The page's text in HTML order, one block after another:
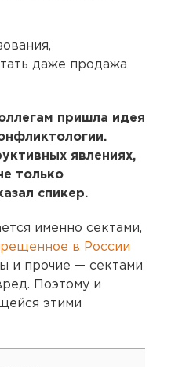
даже продажа
пришла идея
явлениях,
только
спикер.
именно сектами,
в России
и прочие — сектами
Поэтому и
этими